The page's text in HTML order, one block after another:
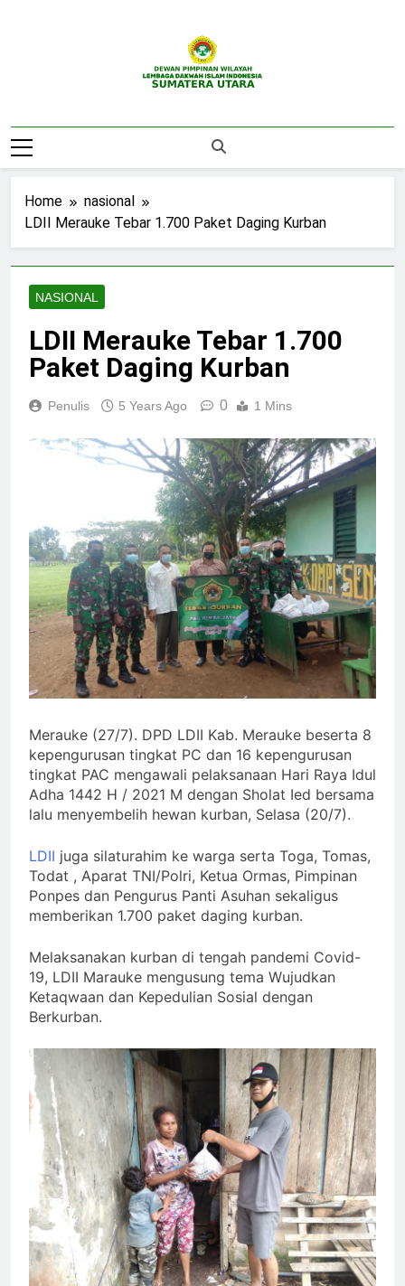
DPW LDII
Sumatera Utara
Home
nasional
LDII Merauke Tebar 1.700 Paket Daging Kurban
NASIONAL
LDII Merauke Tebar 1.700
Paket Daging Kurban
Penulis 5 Years Ago 0 1 Mins
Merauke (27/7). DPD LDII Kab. Merauke beserta 8
kepengurusan tingkat PC dan 16 kepengurusan
tingkat PAC mengawali pelaksanaan Hari Raya Idul
Adha 1442 H / 2021 M dengan Sholat Ied bersama
lalu menyembelih hewan kurban, Selasa (20/7).
LDII juga silaturahim ke warga serta Toga, Tomas,
Todat , Aparat TNI/Polri, Ketua Ormas, Pimpinan
Ponpes dan Pengurus Panti Asuhan sekaligus
memberikan 1.700 paket daging kurban.
Melaksanakan kurban di tengah pandemi Covid-
19, LDII Marauke mengusung tema Wujudkan
Ketaqwaan dan Kepedulian Sosial dengan
Berkurban.